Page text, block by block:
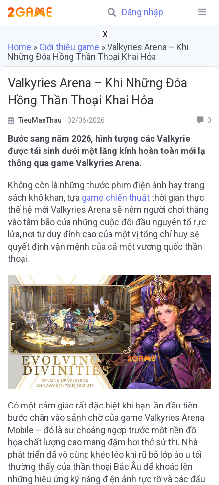
Đăng nhập
X
Home » Giới thiệu game »Valkyries Arena – Khi
Những Đóa Hồng Thần Thoại Khai Hỏa
Valkyries Arena – Khi Những Đóa
Hồng Thần Thoại Khai Hỏa
TieuManThau 02/06/2026 0
Bước sang năm 2026, hình tượng các Valkyrie
được tái sinh dưới một lăng kính hoàn toàn mới lạ
thông qua game Valkyries Arena.
Không còn là những thước phim điện ảnh hay trang
sách khô khan, tựa game chiến thuậtthời gian thực
thế hệ mới Valkyries Arena sẽ ném người chơi thẳng
vào tâm bão của những cuộc đối đầu nguyên tố rực
lửa, nơi tư duy đỉnh cao của một vị tổng chỉ huy sẽ
quyết định vận mệnh của cả một vương quốc thần
thoại.
Có một cảm giác rất đặc biệt khi bạn lần đầu tiên
bước chân vào sảnh chờ của game Valkyries Arena
Mobile – đó là sự choáng ngợp trước một nền đồ
họa chất lượng cao mang đậm hơi thở sử thi. Nhà
phát triển đã vô cùng khéo léo khi rũ bỏ lớp áo u tối
thường thấy của thần thoại Bắc Âu để khoác lên
những hiệu ứng kỹ năng điện ảnh rực rỡ và các đấu